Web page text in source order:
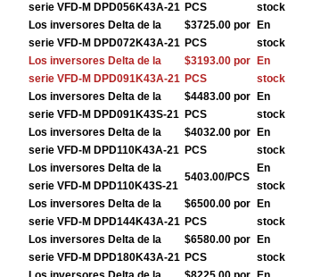
serie VFD-M DPD056K43A-21 PCS
stock
Los inversores Delta de la
serie VFD-M DPD072K43A-21
$3725.00 por
PCS
En
stock
Los inversores Delta de la
serie VFD-M DPD091K43A-21
$3193.00 por
PCS
En
stock
Los inversores Delta de la
serie VFD-M DPD091K43S-21
$4483.00 por
PCS
En
stock
Los inversores Delta de la
serie VFD-M DPD110K43A-21
$4032.00 por
PCS
En
stock
Los inversores Delta de la
serie VFD-M DPD110K43S-21
5403.00/PCS
En
stock
Los inversores Delta de la
serie VFD-M DPD144K43A-21
$6500.00 por
PCS
En
stock
Los inversores Delta de la
serie VFD-M DPD180K43A-21
$6580.00 por
PCS
En
stock